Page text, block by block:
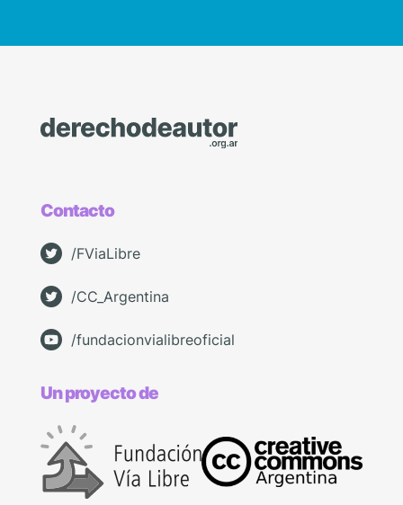
Contacto
/FViaLibre
/CC_Argentina
/fundacionvialibreoficial
Un proyecto de